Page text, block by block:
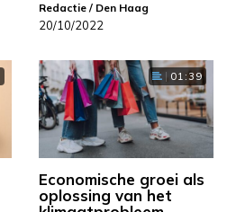
Redactie / Den Haag
20/10/2022
01:39
Economische groei als
oplossing van het